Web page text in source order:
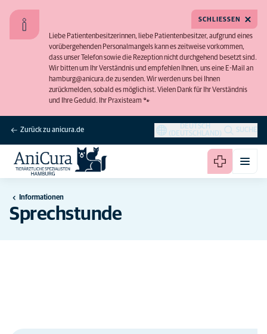
Liebe Patientenbesitzerinnen, liebe Patientenbesitzer, aufgrund eines
vorübergehenden Personalmangels kann es zeitweise vorkommen,
dass unser Telefon sowie die Rezeption nicht durchgehend besetzt sind.
Wir bitten um Ihr Verständnis und empfehlen Ihnen, uns eine E-Mail an
hamburg@anicura.de zu senden. Wir werden uns bei Ihnen
zurückmelden, sobald es möglich ist. Vielen Dank für Ihr Verständnis
und Ihre Geduld. Ihr Praxisteam 🐾
SCHLIESSEN
Zurück zu anicura.de
DEUTSCH
(DEUTSCHLAND)
SUCHE
Informationen
Sprechstunde